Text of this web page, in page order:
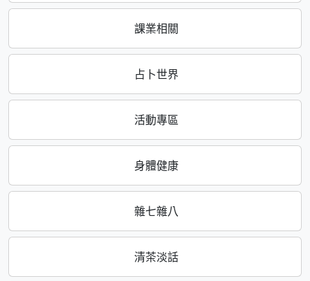
課業相關
占卜世界
活動專區
身體健康
雜七雜八
清茶淡話